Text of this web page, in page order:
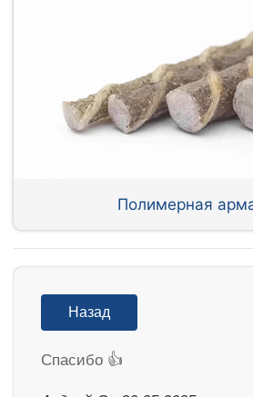
Полимерная
Назад
Спасибо 👍